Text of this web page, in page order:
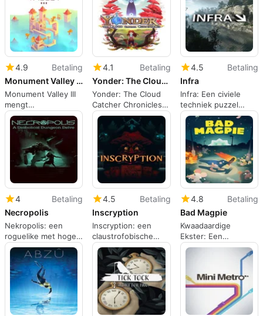
4.9
Betaling
Monument Valley III
Monument Valley III
mengt
architectonische
puzzels met
oceanische
verkenning
4.1
Betaling
Yonder: The Cloud Catcher Chronicles
Yonder: The Cloud
Catcher Chronicles
nodigt uit tot zachte
eilandverkenning
4.5
Betaling
Infra
Infra: Een civiele
techniek puzzel
avontuur door
stedelijke
ineenstorting
4
Betaling
Necropolis
Nekropolis: een
roguelike met hoge
inzet en tactische
melee-gevechten
4.5
Betaling
Inscryption
Inscryption: een
claustrofobische
kaart-puzzel thriller
die genres tart
4.8
Betaling
Bad Magpie
Kwaadaardige
Ekster: Een
ondeugende, op
fysica gebaseerde